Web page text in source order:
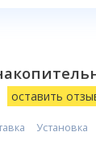
Viber
оставить
Установка